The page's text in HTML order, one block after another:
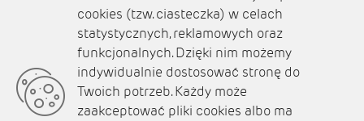
O nas
Kontakt
Polityka prywatności
cookies (tzw. ciasteczka) w celach
statystycznych, reklamowych oraz
funkcjonalnych. Dzięki nim możemy
indywidualnie dostosować stronę do
Twoich potrzeb. Każdy może
zaakceptować pliki cookies albo ma